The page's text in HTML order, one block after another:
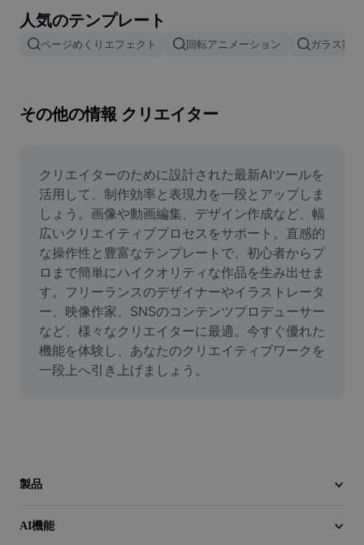
画像結合
画像サイズ変更
オンライン写真エディター
ミームジェネレーター
AI Text Remover
AI People Remover
AI Inpainting
Face Cutout
動画エディター
テンプレートのトレンドとヒント
その他
人気のテンプレート
ページめくりエフェクト 回転アニメーション ガラス割
その他の情報 クリエイター
クリエイターのために設計された最新AIツールを
活用して、制作効率と表現力を一段とアップしま
しょう。画像や動画編集、デザイン作成など、幅
広いクリエイティブプロセスをサポート。直感的
な操作性と豊富なテンプレートで、初心者からプ
ロまで簡単にハイクオリティな作品を生み出せま
す。フリーランスのデザイナーやイラストレータ
ー、映像作家、SNSのコンテンツプロデューサー
など、様々なクリエイターに最適。今すぐ優れた
機能を体験し、あなたのクリエイティブワークを
一段上へ引き上げましょう。
製品
AI機能